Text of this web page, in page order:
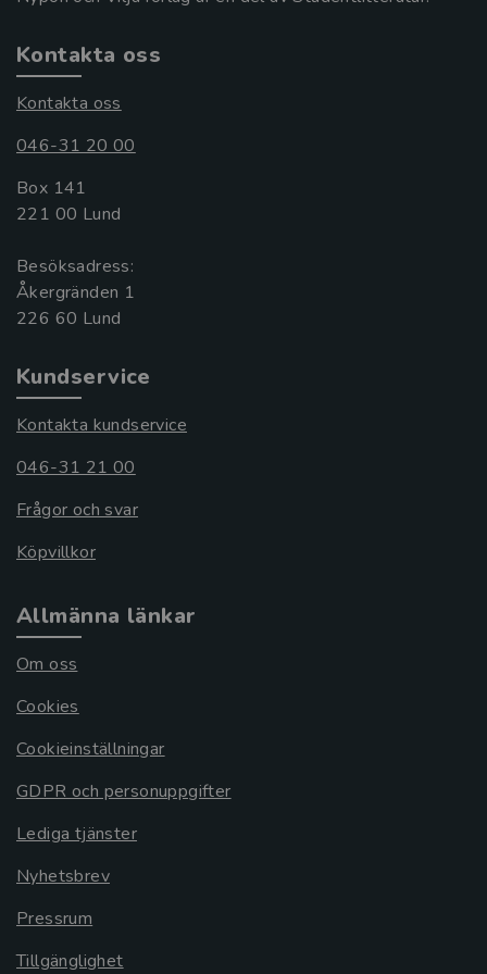
Kontakta oss
Kontakta oss
046-31 20 00
Box 141
221 00 Lund
Besöksadress:
Åkergränden 1
Kundservice
Kontakta kundservice
046-31 21 00
Frågor och svar
Köpvillkor
Allmänna länkar
Om oss
Cookies
Cookieinställningar
GDPR och personuppgifter
Lediga tjänster
Nyhetsbrev
Pressrum
Tillgänglighet